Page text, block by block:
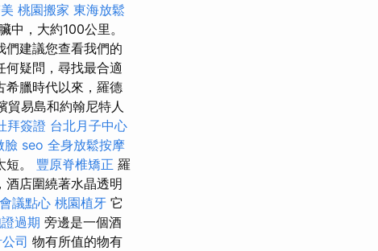
桃園搬家 東海放鬆
中，大約100公里。
們建議您查看我們的
何疑問，尋找最合適
希臘時代以來，羅德
貿易島和約翰尼特人
拜簽證 台北月子中心
臉 seo 全身放鬆按摩
。 豐原脊椎矯正 羅
酒店圍繞著水晶透明
會議點心 桃園植牙 它
過期 旁邊是一個酒
司 物有所值的物有